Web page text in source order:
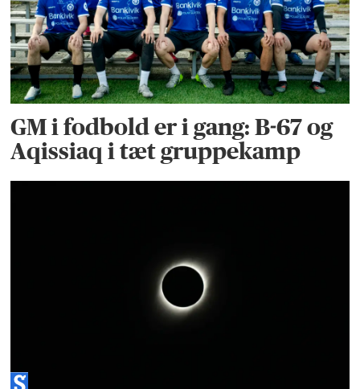
GM i fodbold er i gang: B-67 og
Aqissiaq i tæt gruppekamp